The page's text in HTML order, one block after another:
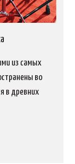
из самых
во
в древних